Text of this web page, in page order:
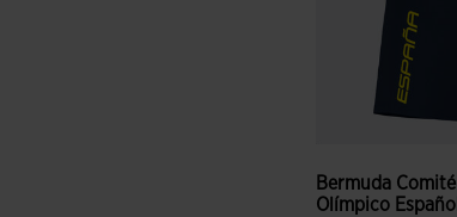
Bermuda Comité
Olímpico Español